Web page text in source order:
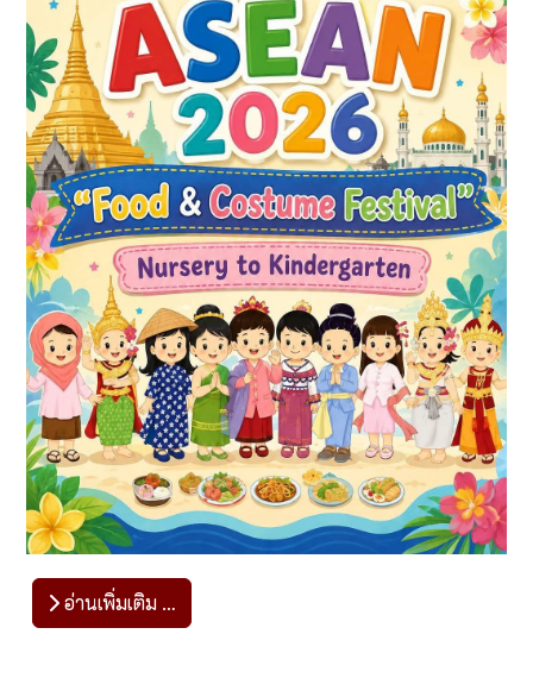
อ่านเพิ่มเติม …